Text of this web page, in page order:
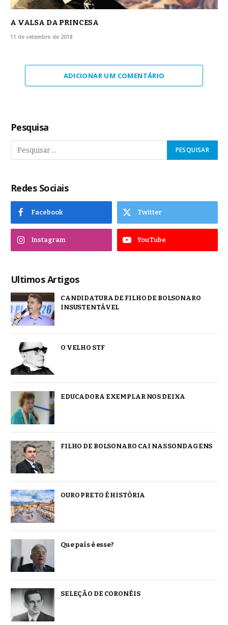
A VALSA DA PRINCESA
11 de setembro de 2018
ADICIONAR UM COMENTÁRIO
Pesquisa
Redes Sociais
Facebook Twitter
Instagram YouTube
Ultimos Artigos
CANDIDATURA DE FILHO DE BOLSONARO
INSUSTENTÁVEL
O VELHO STF
EDUCADORA EXEMPLAR NOS DEIXA
FILHO DE BOLSONARO CAI NAS SONDAGENS
OURO PRETO É HISTÓRIA
Que país é esse?
SELEÇÃO DE CORONÉIS